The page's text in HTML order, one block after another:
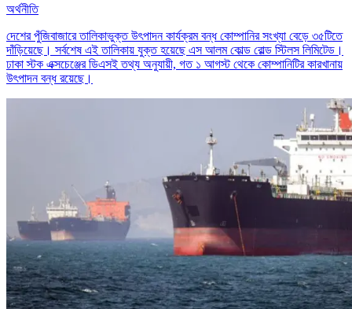
অর্থনীতি
দেশের পুঁজিবাজারে তালিকাভুক্ত উৎপাদন কার্যক্রম বন্ধ কোম্পানির সংখ্যা বেড়ে ৩৫টিতে
দাঁড়িয়েছে। সর্বশেষ এই তালিকায় যুক্ত হয়েছে এস আলম কোল্ড রোল্ড স্টিলস লিমিটেড।
ঢাকা স্টক এক্সচেঞ্জের ডিএসই তথ্য অনুযায়ী, গত ১ আগস্ট থেকে কোম্পানিটির কারখানায়
উৎপাদন বন্ধ রয়েছে।